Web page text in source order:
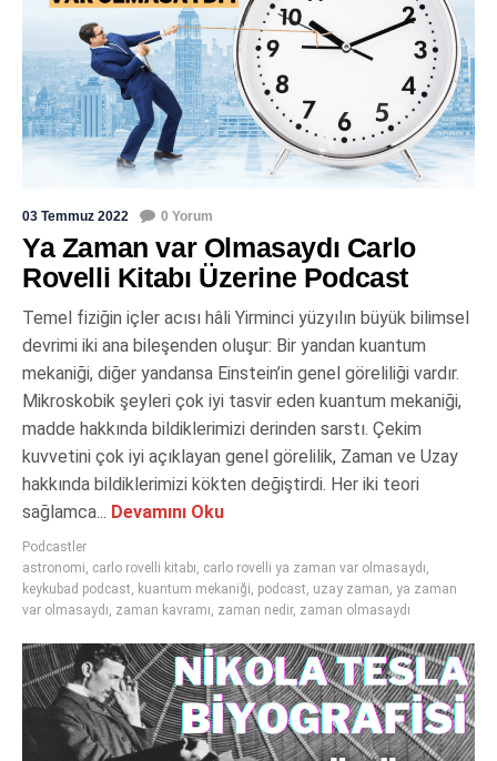
03 Temmuz 2022 0 Yorum
Ya Zaman var Olmasaydı Carlo
Rovelli Kitabı Üzerine Podcast
Temel fiziğin içler acısı hâli Yirminci yüzyılın büyük bilimsel
devrimi iki ana bileşenden oluşur: Bir yandan kuantum
mekaniği, diğer yandansa Einstein’in genel göreliliği vardır.
Mikroskobik şeyleri çok iyi tasvir eden kuantum mekaniği,
madde hakkında bildiklerimizi derinden sarstı. Çekim
kuvvetini çok iyi açıklayan genel görelilik, Zaman ve Uzay
hakkında bildiklerimizi kökten değiştirdi. Her iki teori
sağlamca... Devamını Oku
Podcastler
astronomi, carlo rovelli kitabı, carlo rovelli ya zaman var olmasaydı,
keykubad podcast, kuantum mekaniği, podcast, uzay zaman, ya zaman
var olmasaydı, zaman kavramı, zaman nedir, zaman olmasaydı